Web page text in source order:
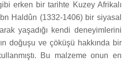
erken bir tarihte Kuzey Afrikalı
Haldûn (1332-1406) bir siyasal
yaşadığı kendi deneyimlerini
doğuşu ve çöküşü hakkında bir
Bu malzeme onun en